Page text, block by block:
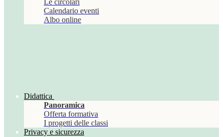
Le circolari
Calendario eventi
Albo online
Didattica
Panoramica
Offerta formativa
I progetti delle classi
Privacy e sicurezza